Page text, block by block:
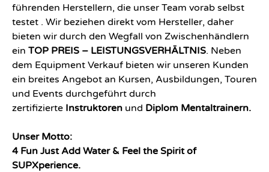
führenden Herstellern, die unser Team vorab selbst
testet . Wir beziehen direkt vom Hersteller, daher
bieten wir durch den Wegfall von Zwischenhändlern
ein TOP PREIS – LEISTUNGSVERHÄLTNIS. Neben
dem Equipment Verkauf bieten wir unseren Kunden
ein breites Angebot an Kursen, Ausbildungen, Touren
und Events durchgeführt durch
zertifizierte Instruktoren und Diplom Mentaltrainern.
Unser Motto:
4 Fun Just Add Water & Feel the Spirit of
SUPXperience.